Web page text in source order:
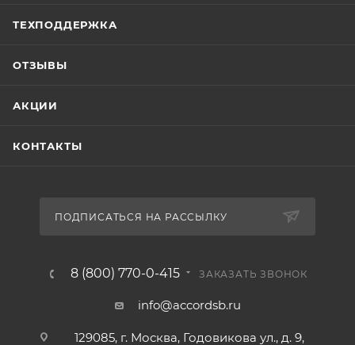
ТЕХПОДДЕРЖКА
ОТЗЫВЫ
АКЦИИ
КОНТАКТЫ
ПОДПИСАТЬСЯ НА РАССЫЛКУ
8 (800) 770-0-415 ЗАКАЗАТЬ ЗВОНОК
info@accordsb.ru
129085, г. Москва, Годовикова ул., д. 9,